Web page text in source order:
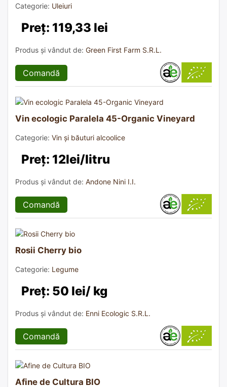
Categorie: Uleiuri
Preț: 119,33 lei
Produs și vândut de: Green First Farm S.R.L.
Comandă
Vin ecologic Paralela 45-Organic Vineyard
Categorie: Vin și băuturi alcoolice
Preț: 12lei/litru
Produs și vândut de: Andone Nini I.I.
Comandă
Rosii Cherry bio
Categorie: Legume
Preț: 50 lei/ kg
Produs și vândut de: Enni Ecologic S.R.L.
Comandă
Afine de Cultura BIO